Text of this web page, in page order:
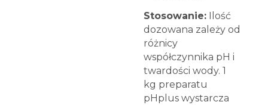
Stosowanie: Ilość
dozowana zależy od
różnicy
współczynnika pH i
twardości wody. 1
kg preparatu
pHplus wystarcza